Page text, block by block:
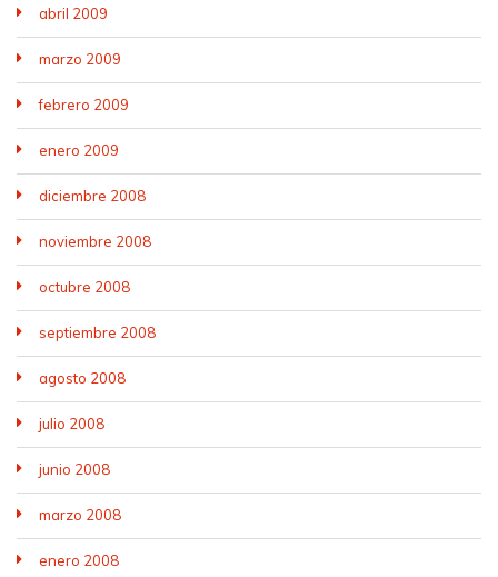
abril 2009
marzo 2009
febrero 2009
enero 2009
diciembre 2008
noviembre 2008
octubre 2008
septiembre 2008
agosto 2008
julio 2008
junio 2008
marzo 2008
enero 2008